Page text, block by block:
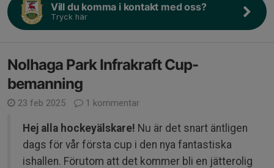
Vill du komma i kontakt med oss?
Tryck här
Nolhaga Park Infrakraft Cup-
bemanning
23 feb 2025 1 kommentar
Hej alla hockeyälskare! Nu är det snart äntligen
dags för vår första cup i den nya fantastiska
ishallen. Förutom att det kommer bli en jätterolig